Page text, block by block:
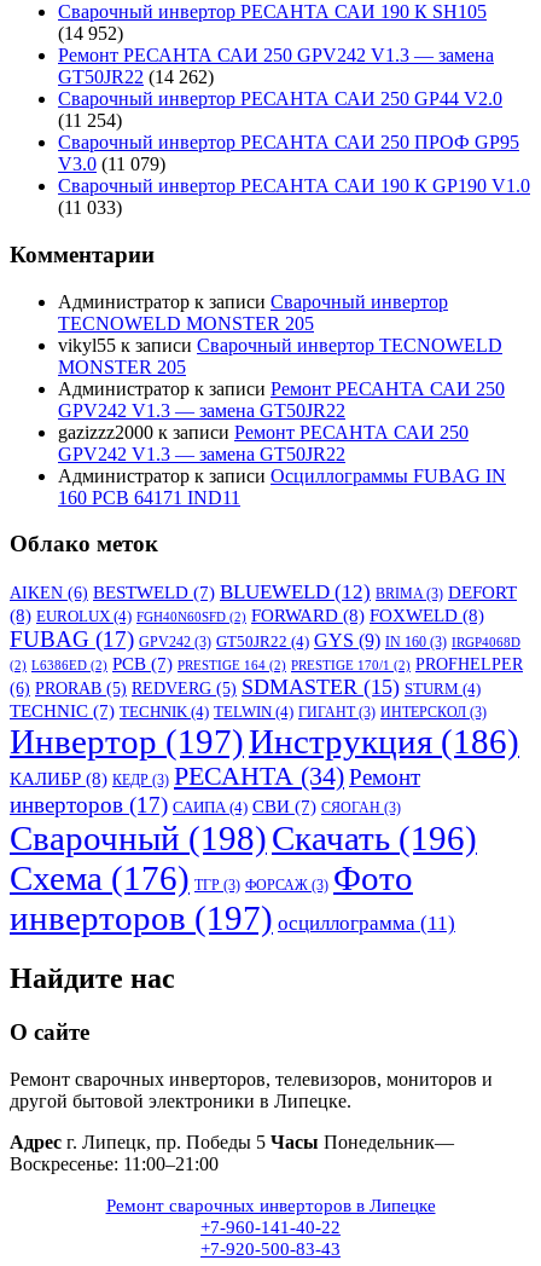
Сварочный инвертор РЕСАНТА САИ 190 К SH105
(14 952)
Ремонт РЕСАНТА САИ 250 GPV242 V1.3 — замена
GT50JR22 (14 262)
Сварочный инвертор РЕСАНТА САИ 250 GP44 V2.0
(11 254)
Сварочный инвертор РЕСАНТА САИ 250 ПРОФ GP95
V3.0 (11 079)
Сварочный инвертор РЕСАНТА САИ 190 К GP190 V1.0
(11 033)
Комментарии
Администратор к записи Сварочный инвертор
TECNOWELD MONSTER 205
vikyl55 к записи Сварочный инвертор TECNOWELD
MONSTER 205
Администратор к записи Ремонт РЕСАНТА САИ 250
GPV242 V1.3 — замена GT50JR22
gazizzz2000 к записи Ремонт РЕСАНТА САИ 250
GPV242 V1.3 — замена GT50JR22
Администратор к записи Осциллограммы FUBAG IN
160 PCB 64171 IND11
Облако меток
AIKEN (6) BESTWELD (7) BLUEWELD (12) BRIMA(3) DEFORT
(8) EUROLUX (4) FGH40N60SFD (2) FORWARD (8) FOXWELD (8)
FUBAG (17) GPV242 (3) GT50JR22 (4) GYS (9) IN 160 (3) IRGP4068D
(2) L6386ED (2) PCB (7) PRESTIGE 164 (2) PRESTIGE 170/1 (2) PROFHELPER
(6) PRORAB (5) REDVERG (5) SDMASTER (15) STURM (4)
TECHNIC (7) TECHNIK (4) TELWIN (4) ГИГАНТ(3) ИНТЕРСКОЛ (3)
Инвертор (197)Инструкция (186)
КАЛИБР (8) КЕДР (3) РЕСАНТА (34)Ремонт
инверторов (17) САИПА(4) СВИ (7) СЯОГАН (3)
Сварочный (198)Скачать (196)
Схема (176) ТГР (3) ФОРСАЖ (3) Фото
инверторов (197) осциллограмма (11)
Найдите нас
О сайте
Ремонт сварочных инверторов, телевизоров, мониторов и
другой бытовой электроники в Липецке.
Адрес г. Липецк, пр. Победы 5 Часы Понедельник—
Воскресенье: 11:00–21:00
Ремонт сварочных инверторов в Липецке
+7-960-141-40-22
+7-920-500-83-43